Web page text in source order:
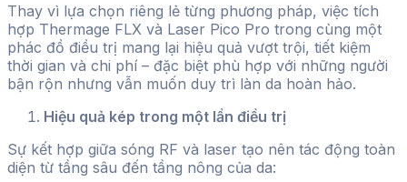
Thay vì lựa chọn riêng lẻ từng phương pháp, việc tích
hợp Thermage FLX và Laser Pico Pro trong cùng một
phác đồ điều trị mang lại hiệu quả vượt trội, tiết kiệm
thời gian và chi phí – đặc biệt phù hợp với những người
bận rộn nhưng vẫn muốn duy trì làn da hoàn hảo.
Hiệu quả kép trong một lần điều trị
Sự kết hợp giữa sóng RF và laser tạo nên tác động toàn
diện từ tầng sâu đến tầng nông của da: